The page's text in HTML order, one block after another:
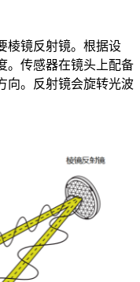
棱镜反射镜。根据设
。传感器在镜头上配备
向。反射镜会旋转光波